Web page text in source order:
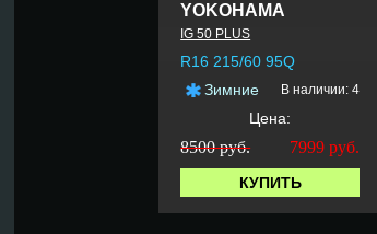
YOKOHAMA
IG 50 PLUS
R16 215/60 95Q
Зимние
В наличии: 4
Цена:
8500 руб. 7999руб.
КУПИТЬ